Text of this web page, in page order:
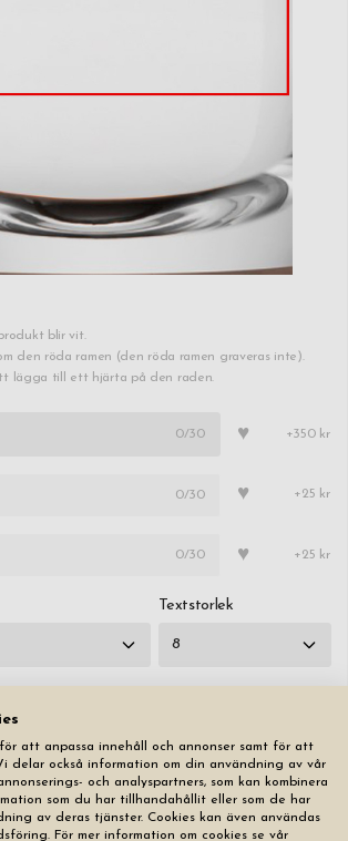
blir vit.
den röda ramen (den röda ramen graveras inte).
lägga till ett hjärta på den raden.
0/30 ♥ +350 kr
0/30 ♥ +25 kr
0/30 ♥ +25 kr
Textstorlek
3 419,00 kr
att anpassa innehåll och annonser samt för att
delar också information om din användning av vår
och analyspartners, som kan kombinera
som du har tillhandahållit eller som de har
av deras tjänster. Cookies kan även användas
För mer information om cookies se vår